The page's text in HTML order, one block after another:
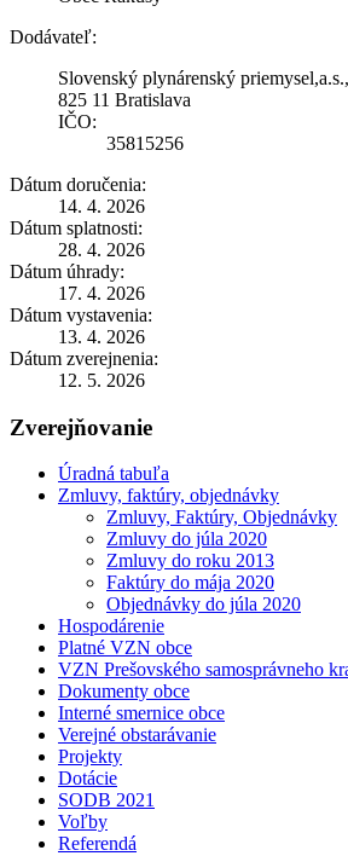
Dodávateľ:
Slovenský plynárenský
825 11 Bratislava
IČO:
35815256
Dátum doručenia:
14. 4. 2026
Dátum splatnosti:
28. 4. 2026
Dátum úhrady:
17. 4. 2026
Dátum vystavenia:
13. 4. 2026
Dátum zverejnenia:
12. 5. 2026
Zverejňovanie
Úradná tabuľa
Zmluvy, faktúry, objednávky
Zmluvy, Faktúry, Objednávky
Zmluvy do júla 2020
Zmluvy do roku 2013
Faktúry do mája 2020
Objednávky do júla 2020
Hospodárenie
Platné VZN obce
VZN Prešovského samosprávneho
Dokumenty obce
Interné smernice obce
Verejné obstarávanie
Projekty
Dotácie
SODB 2021
Voľby
Referendá